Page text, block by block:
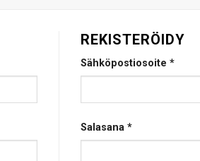
REKISTERÖIDY
Sähköpostiosoite *
Salasana *Vaaditaan